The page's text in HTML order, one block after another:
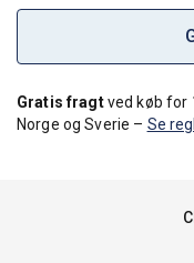
Gratis fragtved køb for
Norge og Sverie – Se